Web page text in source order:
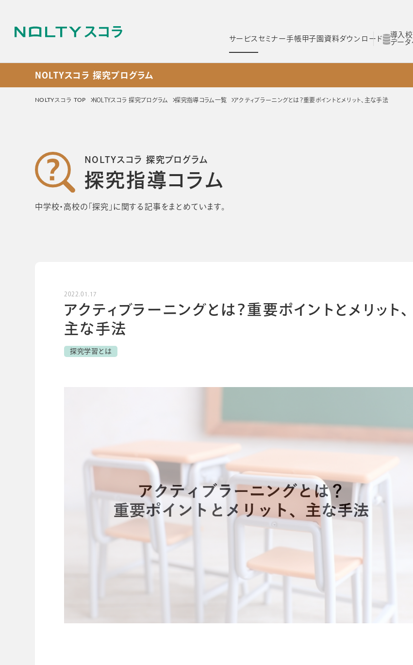
サービス セミナー手帳甲子園資料ダウンロード
導入
データ
NOLTYスコラ プログラムスコログNOLTYスコラ 探究プログラムNOLTYスコラ 部活プロ
NOLTYスコラ
手帳
プログラムツール
NOLTYスコラ
探究活動とは
教材
プライバシーポリシー個人情報保護法利用規約
ビジネスツール事業 企業情報
NOLTYスコラ 探究プログラム
NOLTYスコラ TOP NOLTYスコラ 探究プログラム 探究指導コラム一覧 アクティブラーニングとは？重要ポイントとメリット、主な手法
探究指導コラム
NOLTYスコラ 探究プログラム
中学校・高校の「探究」に関する記事をまとめています。
2022.01.17
アクティブラーニングとは？重要ポイントとメリット、
主な手法
探究学習とは